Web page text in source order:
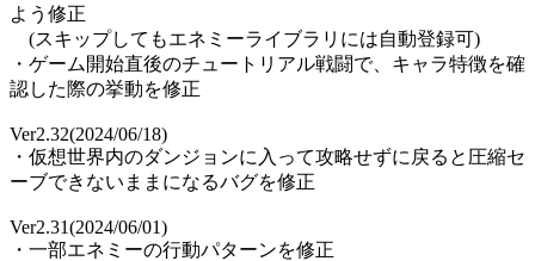
よう修正
(スキップしてもエネミーライブラリには自動登録可)
・ゲーム開始直後のチュートリアル戦闘で、キャラ特徴を確
認した際の挙動を修正
Ver2.32(2024/06/18)
・仮想世界内のダンジョンに入って攻略せずに戻ると圧縮セ
ーブできないままになるバグを修正
Ver2.31(2024/06/01)
・一部エネミーの行動パターンを修正